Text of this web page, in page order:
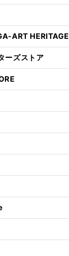
ART HERITAGE
ーズストア